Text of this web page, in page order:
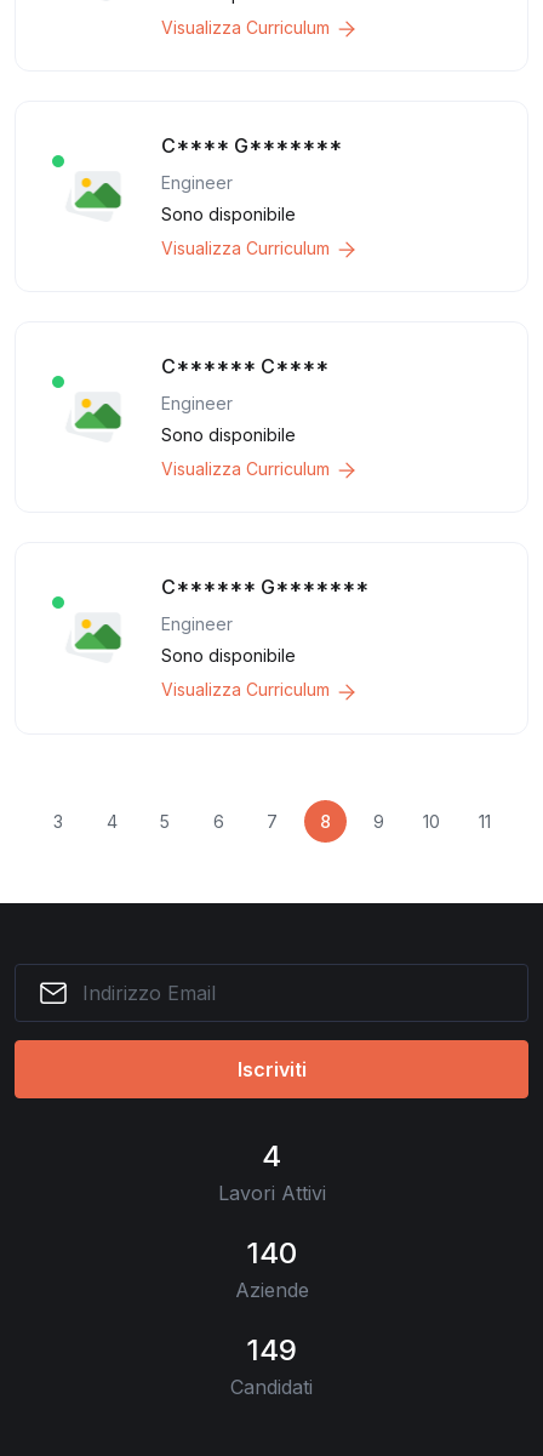
Visualizza Curriculum
C**** G*******
Engineer
Sono disponibile
Visualizza Curriculum
C****** C****
Engineer
Sono disponibile
Visualizza Curriculum
C****** G*******
Engineer
Sono disponibile
Visualizza Curriculum
3 4 5 6 7 8 9 10 11
Iscriviti
4
Lavori Attivi
140
Aziende
149
Candidati